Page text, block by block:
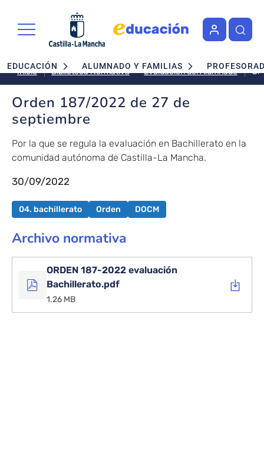
Navegación principal
EDUCACIÓN ALUMNADO Y FAMILIAS
Inicio Biblioteca Normativa Evaluación del Alumnado
Orden 187/2022 de 27 de
septiembre
Por la que se regula la evaluación en Bachillerato en la
comunidad autónoma de Castilla-La Mancha.
30/09/2022
04. bachillerato Orden DOCM
Archivo normativa
ORDEN 187-2022 evaluación
Bachillerato.pdf
1.26 MB